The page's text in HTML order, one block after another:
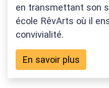
en transmettant son
école RêvArts où il
convivialité.
En savoir plus